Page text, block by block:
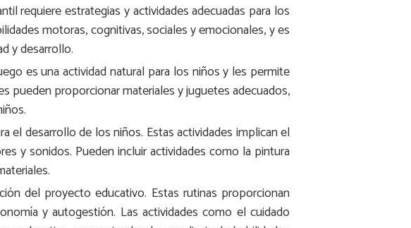
requiere estrategias y actividades adecuadas para los
motoras, cognitivas, sociales y emocionales, y es
y desarrollo.
es una actividad natural para los niños y les permite
pueden proporcionar materiales y juguetes adecuados,
el desarrollo de los niños. Estas actividades implican el
y sonidos. Pueden incluir actividades como la pintura
del proyecto educativo. Estas rutinas proporcionan
y autogestión. Las actividades como el cuidado